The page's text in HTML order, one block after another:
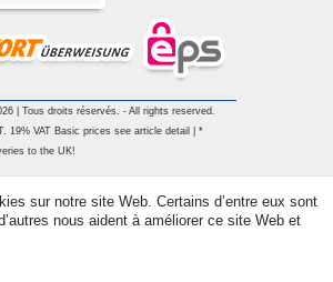
| Tous droits réservés. - All rights reserved.
19% VAT Basic prices see article detail | *
to the UK!
sur notre site Web. Certains d’entre eux sont
nous aident à améliorer ce site Web et
le contrat ici Contact